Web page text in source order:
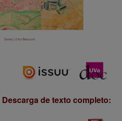
Descarga de texto completo: